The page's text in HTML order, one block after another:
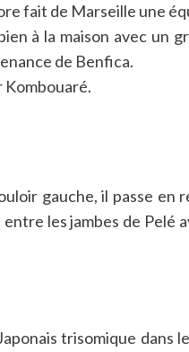
fait de Marseille une
à la maison avec un
de Benfica.
Kombouaré.
gauche, il passe en
les jambes de Pelé
trisomique dans